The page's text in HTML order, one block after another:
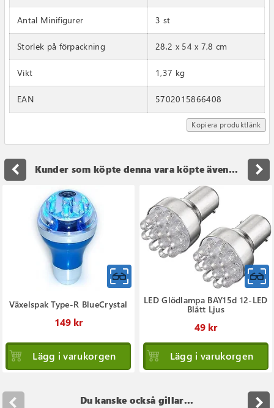
Kopiera produktlänk
Antal Minifigurer 3 st
Storlek på förpackning 28,2 x 54 x 7,8 cm
Vikt 1,37 kg
EAN 5702015866408
Kunder som köpte denna vara köpte även...
Växelspak Type-R BlueCrystal
149 kr
Lägg i varukorgen
LED Glödlampa BAY15d 12-LED
Blått Ljus
49 kr
Lägg i varukorgen
navigate_before navigate_next
Du kanske också gillar...